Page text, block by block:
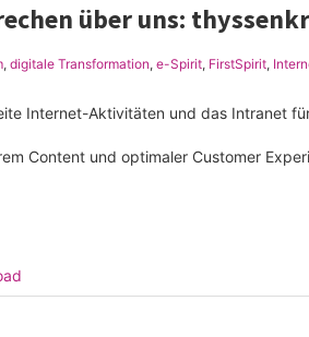
über uns:
, digitale Transformation, e-Spirit, FirstSpirit,
Internet-Aktivitäten und das Intranet
Content und optimaler Customer